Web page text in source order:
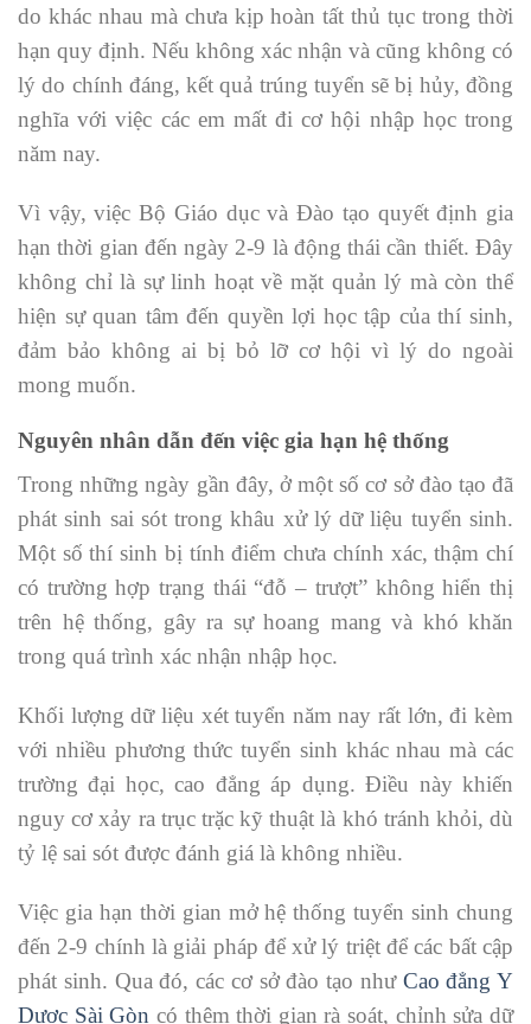
do khác nhau mà chưa kịp hoàn tất thủ tục trong thời
hạn quy định. Nếu không xác nhận và cũng không có
lý do chính đáng, kết quả trúng tuyển sẽ bị hủy, đồng
nghĩa với việc các em mất đi cơ hội nhập học trong
năm nay.
Vì vậy, việc Bộ Giáo dục và Đào tạo quyết định gia
hạn thời gian đến ngày 2-9 là động thái cần thiết. Đây
không chỉ là sự linh hoạt về mặt quản lý mà còn thể
hiện sự quan tâm đến quyền lợi học tập của thí sinh,
đảm bảo không ai bị bỏ lỡ cơ hội vì lý do ngoài
mong muốn.
Nguyên nhân dẫn đến việc gia hạn hệ thống
Trong những ngày gần đây, ở một số cơ sở đào tạo đã
phát sinh sai sót trong khâu xử lý dữ liệu tuyển sinh.
Một số thí sinh bị tính điểm chưa chính xác, thậm chí
có trường hợp trạng thái “đỗ – trượt” không hiển thị
trên hệ thống, gây ra sự hoang mang và khó khăn
trong quá trình xác nhận nhập học.
Khối lượng dữ liệu xét tuyển năm nay rất lớn, đi kèm
với nhiều phương thức tuyển sinh khác nhau mà các
trường đại học, cao đẳng áp dụng. Điều này khiến
nguy cơ xảy ra trục trặc kỹ thuật là khó tránh khỏi, dù
tỷ lệ sai sót được đánh giá là không nhiều.
Việc gia hạn thời gian mở hệ thống tuyển sinh chung
đến 2-9 chính là giải pháp để xử lý triệt để các bất cập
phát sinh. Qua đó, các cơ sở đào tạo như Cao đẳng Y
Dược Sài Gòn có thêm thời gian rà soát, chỉnh sửa dữ